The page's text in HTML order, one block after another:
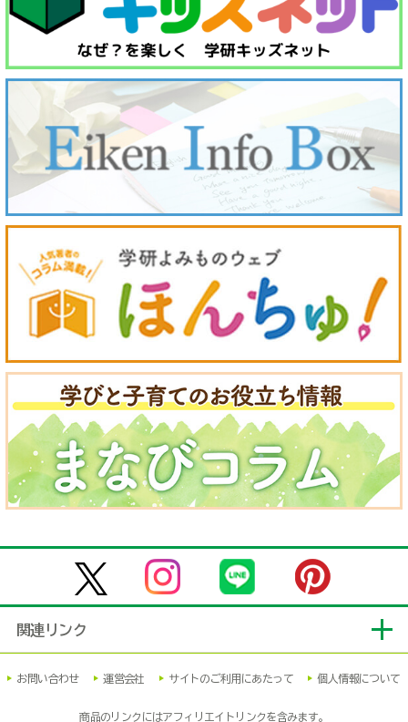
関連リンク
お問い合わせ 運営会社 サイトのご利用にあたって 個人情報について
商品のリンクにはアフィリエイトリンクを含みます。